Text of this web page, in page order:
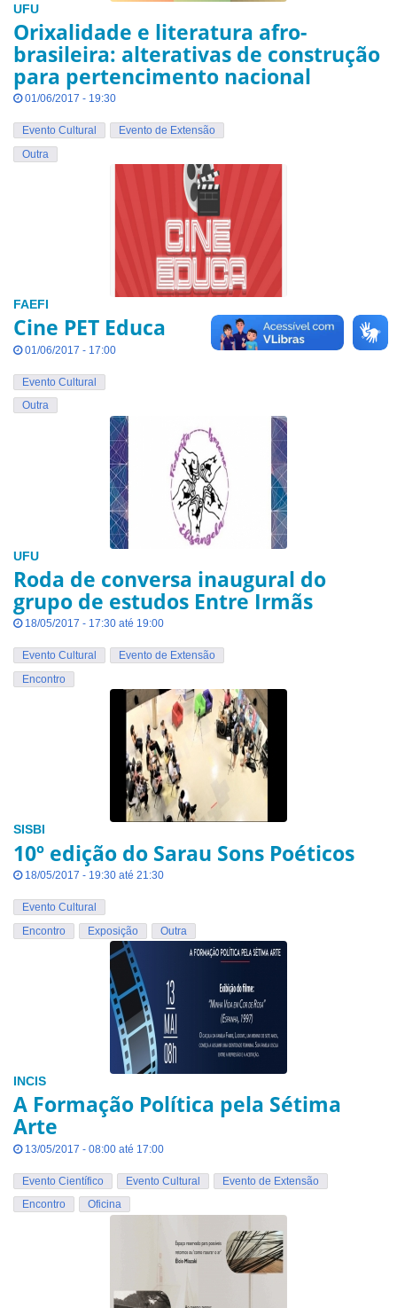
UFU
Orixalidade e literatura afro-
brasileira: alterativas de construção
para pertencimento nacional
01/06/2017 - 19:30
Evento Cultural
Evento de Extensão
Outra
FAEFI
Cine PET Educa
01/06/2017 - 17:00
Evento Cultural
Outra
UFU
Roda de conversa inaugural do
grupo de estudos Entre Irmãs
18/05/2017 - 17:30 até 19:00
Evento Cultural
Evento de Extensão
Encontro
SISBI
10º edição do Sarau Sons Poéticos
18/05/2017 - 19:30 até 21:30
Evento Cultural
Encontro
Exposição Outra
INCIS
A Formação Política pela Sétima
Arte
13/05/2017 - 08:00 até 17:00
Evento Científico Evento Cultural
Evento de Extensão
Encontro
Oficina